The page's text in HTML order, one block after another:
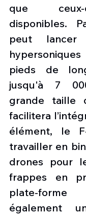
que
disponibles.
peut lancer
pieds de
jusqu'à 7
grande taille
facilitera
élément, le
travailler en
drones pour
frappes en
plate-
également